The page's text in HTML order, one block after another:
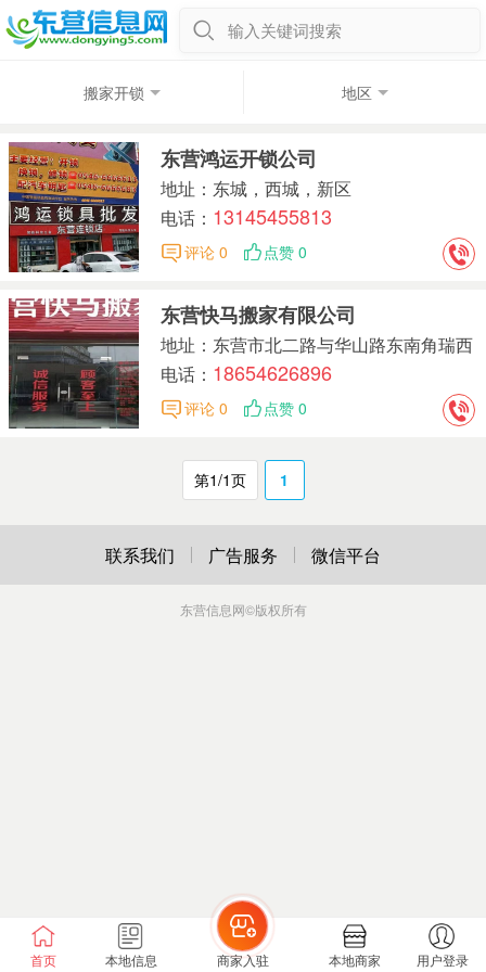
输入关键词搜索
搬家开锁 地区
东营鸿运开锁公司
地址：东城，西城，新区
电话： 13145455813
评论 0 点赞 0
东营快马搬家有限公司
地址：东营市北二路与华山路东南角瑞西
小区
电话： 18654626896
评论 0 点赞 0
第1/1页 1
首页 本地信息 商家入驻 本地商家 用户登录
联系我们 广告服务 微信平台
东营信息网©版权所有